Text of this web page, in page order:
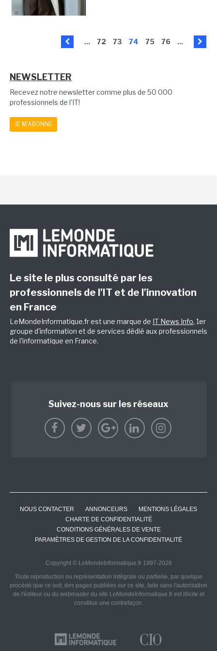
... 72 73 74 75 76 ...
NEWSLETTER
Recevez notre newsletter comme plus de 50 000
professionnels de l'IT!
JE M'ABONNE
Le site le plus consulté par les
professionnels de l’IT et de l’innovation
en France
LeMondeInformatique.fr est une marque de IT News Info, 1er
groupe d'information et de services dédié aux professionnels
de l'informatique en France.
Suivez-nous sur les réseaux
NOUS CONTACTER ANNONCEURS
MENTIONS LÉGALES
CHARTE DE CONFIDENTIALITÉ
CONDITIONS GÉNÉRALES DE VENTE
PARAMÈTRES DE GESTION DE LA CONFIDENTIALITÉ
Copyright © LeMondeInformatique.fr 1997-2026
Toute reproduction ou représentation intégrale ou partielle, par quelque
procédé que ce soit, des pages publiées sur ce site, faite sans l'autorisation
de l'éditeur ou du webmaster du site LeMondeInformatique.fr est illicite et
constitue une contrefaçon.